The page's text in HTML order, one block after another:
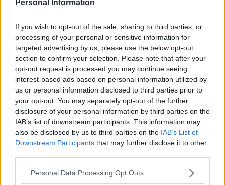
Personal Information
If you wish to opt-out of the sale, sharing to third parties, or
processing of your personal or sensitive information for
targeted advertising by us, please use the below opt-out
section to confirm your selection. Please note that after your
opt-out request is processed you may continue seeing
interest-based ads based on personal information utilized by
us or personal information disclosed to third parties prior to
your opt-out. You may separately opt-out of the further
disclosure of your personal information by third parties on the
IAB’s list of downstream participants. This information may
also be disclosed by us to third parties on the IAB’s List of
Downstream Participants that may further disclose it to other
Personal Data Processing Opt Outs
L’emozione cresceva. La nostra guida ci riunisce tutti quanti:
Ragazzi, dobbiamo andare! Arafat ci aspetta tra 10 minuti
quanti verso l’autobus, di corsa, guardie del corpo comprese,
macchine di scorta, e via: un film! L’autobus si fermò davanti al
bunker. Un militare si avvicina alla guida palestinese. Confabulano.
La guida sale di nuovo sull’autobus e ci dice: «Mi dispiace, al
quartiere generale di Arafat non sanno niente di questa visita».
L’autobus si rimette in marcia per uscire dalla zona militarizzata.
L’amarezza, la stanchezza, la tristezza stavano per sopraffarci. Un
altro gruppo di militari blocca l’autobus. Alla nostra guida dicono
che i musicisti e i componenti della missione umanitaria possono
scendere:Arafat li aspetta, però a piedi. Tornammo indietro:
lentamente,controllati a vista. Per essere ammessi all’interno del
bunker c’era da passare un metal detector, una perquisizione